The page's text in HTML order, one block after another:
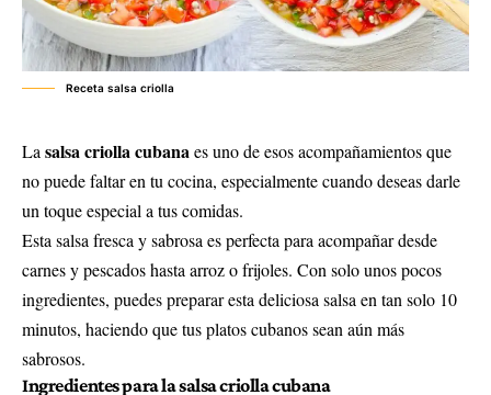
Receta salsa criolla
La salsa criolla cubanaes uno de esos acompañamientos que
no puede faltar en tu cocina, especialmente cuando deseas darle
un toque especial a tus comidas.
Esta salsa fresca y sabrosa es perfecta para acompañar desde
carnes y pescados hasta arroz o frijoles. Con solo unos pocos
ingredientes, puedes preparar esta deliciosa salsa en tan solo 10
minutos, haciendo que tus platos cubanos sean aún más
sabrosos.
Ingredientes para la salsa criolla cubana